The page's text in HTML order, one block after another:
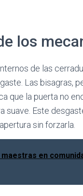
los
de las
Las bisagras,
que la puerta no
suave. Este
sin forzarla.
en